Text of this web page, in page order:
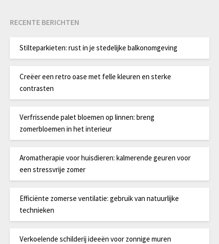
RECENTE BERICHTEN
Stilteparkieten: rust in je stedelijke balkonomgeving
Creëer een retro oase met felle kleuren en sterke
contrasten
Verfrissende palet bloemen op linnen: breng
zomerbloemen in het interieur
Aromatherapie voor huisdieren: kalmerende geuren voor
een stressvrije zomer
Efficiënte zomerse ventilatie: gebruik van natuurlijke
technieken
Verkoelende schilderij ideeën voor zonnige muren